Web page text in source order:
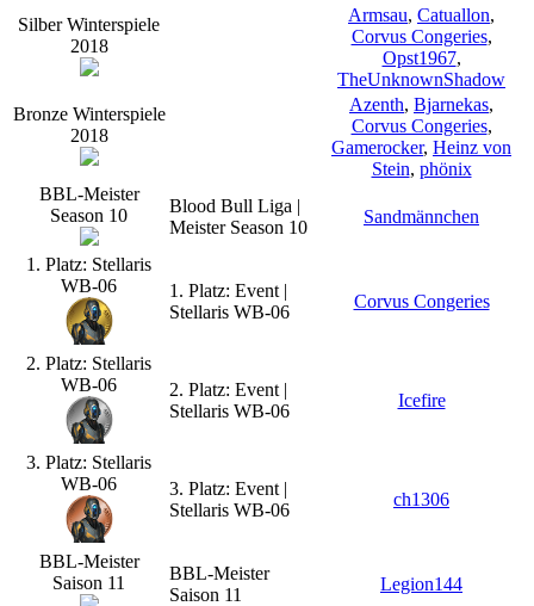
Silber Winterspiele
2018
Armsau, Catuallon,
Corvus Congeries,
Opst1967,
TheUnknownShadow
Bronze Winterspiele
2018
Azenth, Bjarnekas,
Corvus Congeries,
Gamerocker, Heinz von
Stein, phönix
BBL-Meister
Season 10
Blood Bull Liga |
Meister Season 10
Sandmännchen
1. Platz: Stellaris
WB-06
1. Platz: Event |
Stellaris WB-06
Corvus Congeries
2. Platz: Stellaris
WB-06
2. Platz: Event |
Stellaris WB-06
Icefire
3. Platz: Stellaris
WB-06
3. Platz: Event |
Stellaris WB-06
ch1306
BBL-Meister
Saison 11
BBL-Meister
Saison 11
Legion144